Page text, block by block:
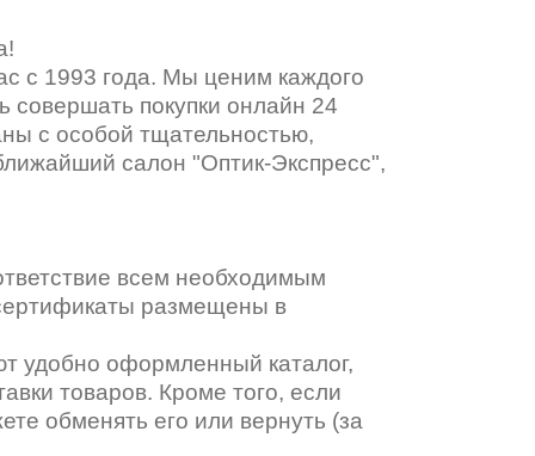
с 1993 года. Мы ценим каждого
совершать покупки онлайн 24
с особой тщательностью,
салон "Оптик-Экспресс",
всем необходимым
размещены в
удобно оформленный каталог,
товаров. Кроме того, если
обменять его или вернуть (за